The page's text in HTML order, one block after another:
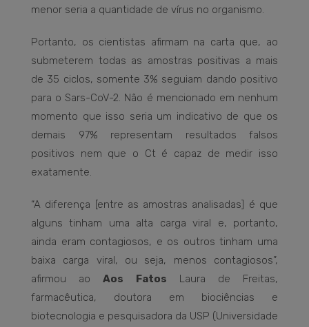
menor seria a quantidade de vírus no organismo.
Portanto, os cientistas afirmam na carta que, ao
submeterem todas as amostras positivas a mais
de 35 ciclos, somente 3% seguiam dando positivo
para o Sars-CoV-2. Não é mencionado em nenhum
momento que isso seria um indicativo de que os
demais 97% representam resultados falsos
positivos nem que o Ct é capaz de medir isso
exatamente.
“A diferença [entre as amostras analisadas] é que
alguns tinham uma alta carga viral e, portanto,
ainda eram contagiosos, e os outros tinham uma
baixa carga viral, ou seja, menos contagiosos”,
afirmou aoAos Fatos Laura de Freitas,
farmacêutica, doutora em biociências e
biotecnologia e pesquisadora da USP (Universidade